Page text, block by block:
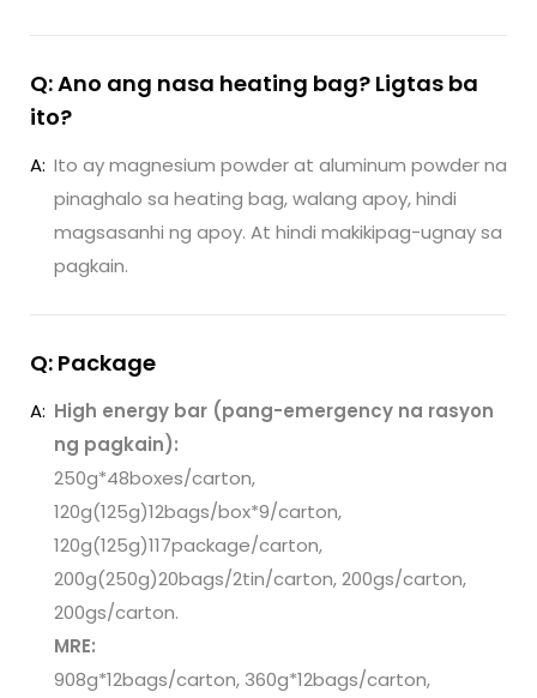
Q: Ano ang nasa heating bag? Ligtas ba
ito?
A: Ito ay magnesium powder at aluminum powder na
pinaghalo sa heating bag, walang apoy, hindi
magsasanhi ng apoy. At hindi makikipag-ugnay sa
pagkain.
Q: Package
A: High energy bar (pang-emergency na rasyon
ng pagkain):
250g*48boxes/carton,
120g(125g)12bags/box*9/carton,
120g(125g)117package/carton,
200g(250g)20bags/2tin/carton, 200gs/carton,
200gs/carton.
MRE:
908g*12bags/carton, 360g*12bags/carton,